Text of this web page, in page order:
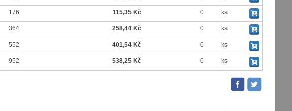
176 115,35 Kč 0 ks
364 258,44 Kč 0 ks
552 401,54 Kč 0 ks
952 538,25 Kč 0 ks